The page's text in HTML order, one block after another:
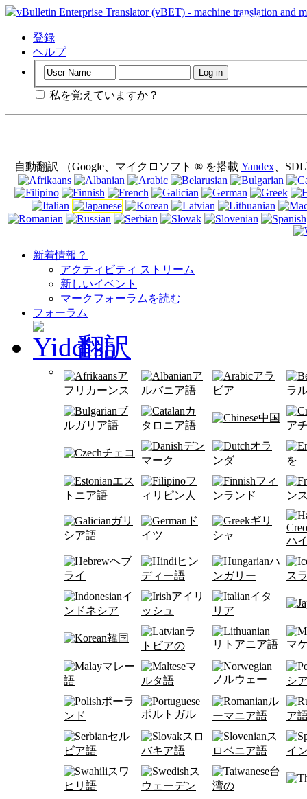
重要：この
登録
ヘルプ
私を覚えていますか？
自動翻訳 （Google、マイクロソフト ® を搭載 Yandex、
新着情報？
アクティビティ ストリーム
新しいイベント
マークフォーラムを読む
フォーラム
翻訳
ア
フリカーンス
ア
ルバニア語
アラ
ビア
ラ
ブ
ルガリア語
カ
タロニア語
中国
ア
チェコ
デン
マーク
オラ
ンダ
を
エス
トニア語
フ
ィリピン人
フィ
ンランド
ン
ガリ
シア語
ド
イツ
ギリ
シャ
ハ
ヘブ
ライ
ヒン
ディー語
ハ
ンガリー
ス
イ
ンドネシア
アイリ
ッシュ
イタ
リア
韓国
ラ
トビアの
リトアニア語
マ
マレー
語
マ
ルタ語
ノルウェー
シ
ポーラ
ンド
ポルトガル
ル
ーマニア語
ア
セル
ビア語
スロ
バキア語
ス
ロベニア語
イ
スワ
ヒリ語
ス
ウェーデン
台
湾の